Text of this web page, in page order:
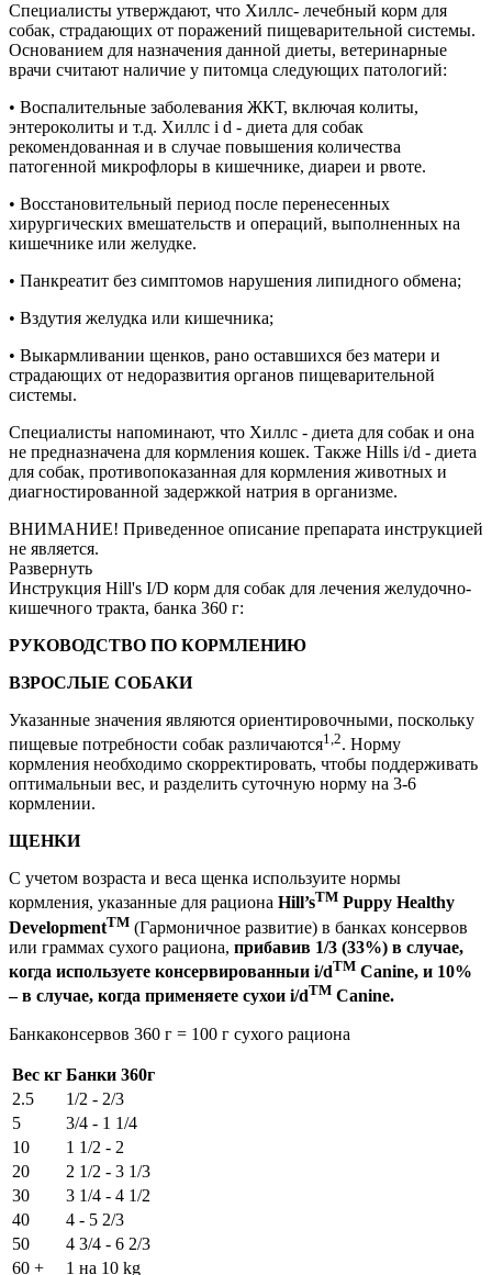
Специалисты утверждают, что Хиллс- лечебный корм для
собак, страдающих от поражений пищеварительной системы.
Основанием для назначения данной диеты, ветеринарные
врачи считают наличие у питомца следующих патологий:
• Воспалительные заболевания ЖКТ, включая колиты,
энтероколиты и т.д. Хиллс i d - диета для собак
рекомендованная и в случае повышения количества
патогенной микрофлоры в кишечнике, диареи и рвоте.
• Восстановительный период после перенесенных
хирургических вмешательств и операций, выполненных на
кишечнике или желудке.
• Панкреатит без симптомов нарушения липидного обмена;
• Вздутия желудка или кишечника;
• Выкармливании щенков, рано оставшихся без матери и
страдающих от недоразвития органов пищеварительной
системы.
Специалисты напоминают, что Хиллс - диета для собак и она
не предназначена для кормления кошек. Также Hills i/d - диета
для собак, противопоказанная для кормления животных и
диагностированной задержкой натрия в организме.
ВНИМАНИЕ! Приведенное описание препарата инструкцией
не является.
Развернуть
Инструкция Hill's I/D корм для собак для лечения желудочно-
кишечного тракта, банка 360 г:
РУКОВОДСТВО ПО КОРМЛЕНИЮ
ВЗРОСЛЫЕ СОБАКИ
Указанные значения являются ориентировочными, поскольку
пищевые потребности собак различаются1,2. Норму
кормления необходимо скорректировать, чтобы поддерживать
оптимальныи вес, и разделить суточную норму на 3-6
кормлении.
ЩЕНКИ
С учетом возраста и веса щенка используите нормы
кормления, указанные для рациона Hill’sTM Puppy Healthy
DevelopmentTM (Гармоничное развитие) в банках консервов
или граммах сухого рациона, прибавив 1/3 (33%) в случае,
когда используете консервированныи i/dTM Canine, и 10%
– в случае, когда применяете сухои i/dTM Canine.
Банкаконсервов 360 г = 100 г сухого рациона
Вес кг Банки 360г
2.5
1/2 - 2/3
5
3/4 - 1 1/4
10
1 1/2 - 2
20
2 1/2 - 3 1/3
30
3 1/4 - 4 1/2
40
4 - 5 2/3
50
4 3/4 - 6 2/3
60 +
1 на 10 kg